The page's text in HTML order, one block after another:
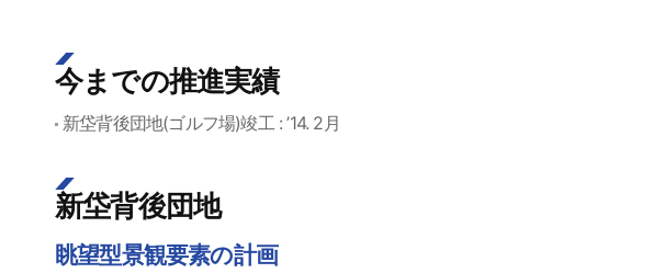
今までの推進実績
新垈背後団地(ゴルフ場)竣工 : ’14. 2月
新垈背後団地
眺望型景観要素の計画